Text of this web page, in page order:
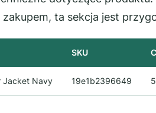
ta sekcja jest
SKU
Jacket Navy 19e1b2396649